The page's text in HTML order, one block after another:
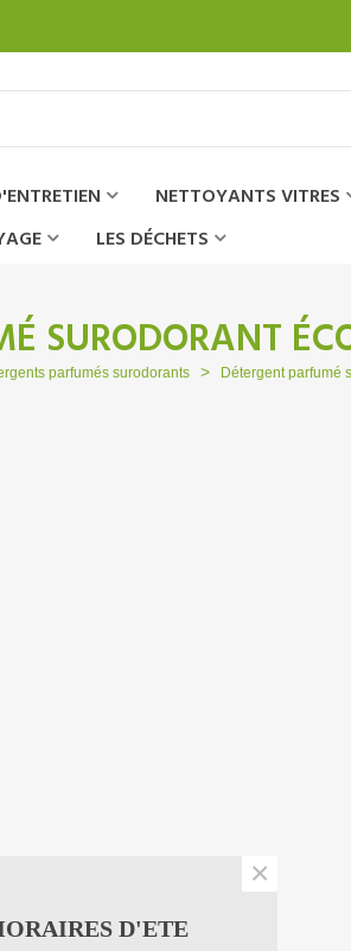
NETTOYANTS VITRES
LES DÉCHETS
SURODORANT
parfumés surodorants > Détergent parfumé
D'ETE
×